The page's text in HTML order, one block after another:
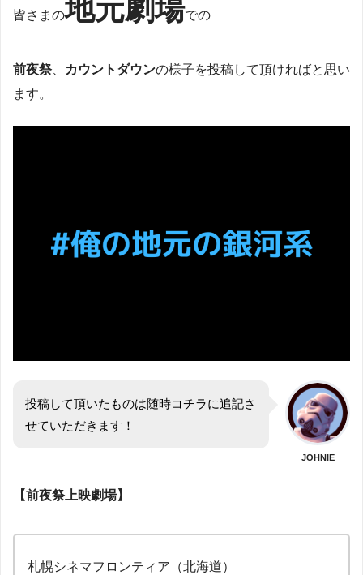
皆さまの地元劇場での
前夜祭 カウントダウンの様子を投稿して頂ければと思い
ます。
投稿して頂いたものは随時コチラに追記さ
せていただきます！
JOHNIE
【前夜祭上映劇場】
札幌シネマフロンティア（北海道）